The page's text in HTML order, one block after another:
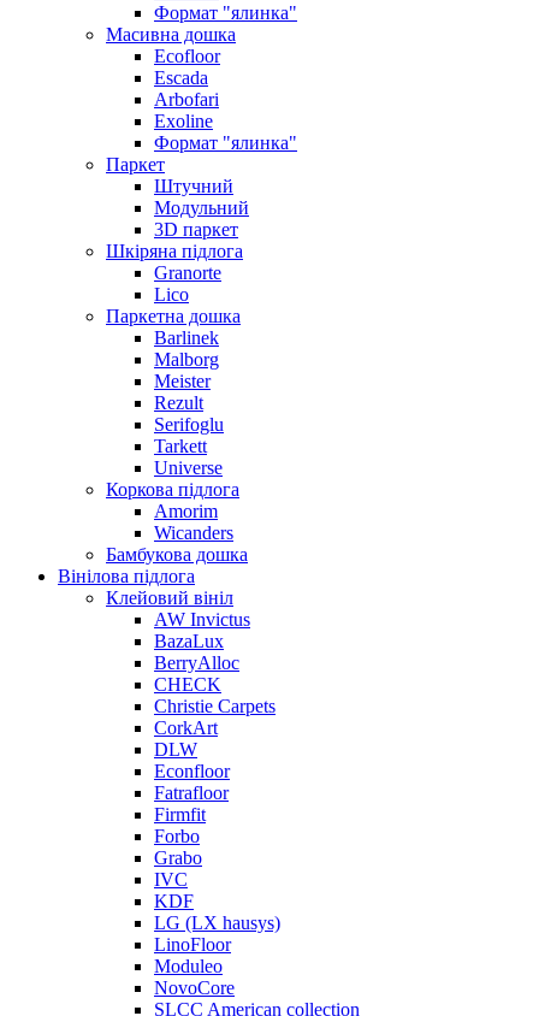
Формат "ялинка"
Масивна дошка
Ecofloor
Escada
Arbofari
Exoline
Формат "ялинка"
Паркет
Штучний
Модульний
3D паркет
Шкіряна підлога
Granorte
Lico
Паркетна дошка
Barlinek
Malborg
Meister
Rezult
Serifoglu
Tarkett
Universe
Коркова підлога
Amorim
Wicanders
Бамбукова дошка
Вінілова підлога
Клейовий вініл
AW Invictus
BazaLux
BerryAlloc
CHECK
Christie Carpets
CorkArt
DLW
Econfloor
Fatrafloor
Firmfit
Forbo
Grabo
IVC
KDF
LG (LX hausys)
LinoFloor
Moduleo
NovoCore
SLCC American collection